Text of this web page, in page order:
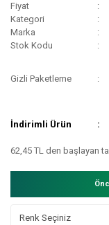
Fiyat
Kategori
Marka
Stok Kodu
Gizli Paketleme
İndirimli Ürün
62,45 TL den başlayan